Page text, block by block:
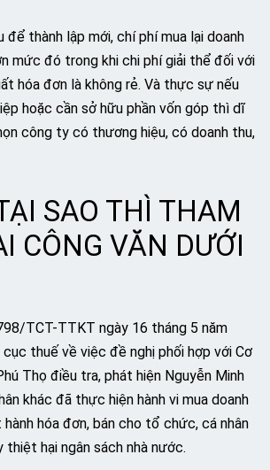
để thành lập mới, chí phí mua lại doanh
mức đó trong khi chi phí giải thể đối với
hóa đơn là không rẻ. Và thực sự nếu
hoặc cần sở hữu phần vốn góp thì dĩ
công ty có thương hiệu, có doanh thu,
SAO THÌ THAM
CÔNG VĂN DƯỚI
TCT-TTKT ngày 16 tháng 5 năm
thuế về việc đề nghị phối hợp với Cơ
Thọ điều tra, phát hiện Nguyễn Minh
khác đã thực hiện hành vi mua doanh
hóa đơn, bán cho tổ chức, cá nhân
thiệt hại ngân sách nhà nước.